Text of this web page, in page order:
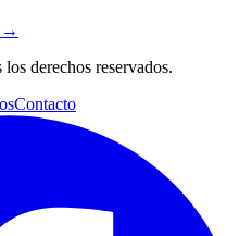
→
derechos reservados.
Contacto